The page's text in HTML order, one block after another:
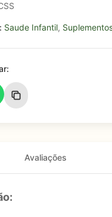
Saude Infantil,
Avaliações